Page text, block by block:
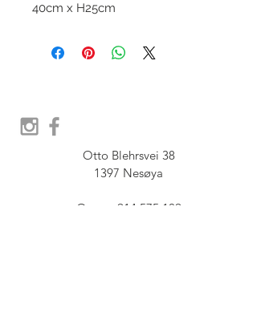
40cm x H25cm
Otto Blehrsvei 38
1397 Nesøya
Orgnr.  914 575 109